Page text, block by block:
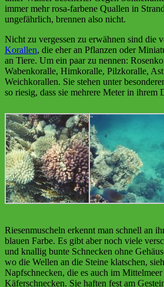
immer mehr rosa-farbene Quallen in
ungefährlich, brennen also nicht.
Nicht zu vergessen zu erwähnen sind die
Korallen, die eher an Pflanzen oder
an Tiere. Um ein paar zu nennen:
Wabenkoralle, Himkoralle, Pilzkoralle,
Weichkorallen. Sie stehen unter
so riesig, dass sie mehrere Meter in ihrem
Riesenmuscheln erkennt man schnell an
blauen Farbe. Es gibt aber noch viele
und knallig bunte Schnecken ohne
wo die Wellen an die Steine klatschen,
Napfschnecken, die es auch im
Käferschnecken. Sie haften fest am